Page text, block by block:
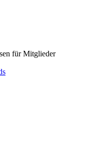
für Mitglieder